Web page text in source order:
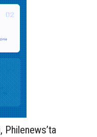
Philenews’ta